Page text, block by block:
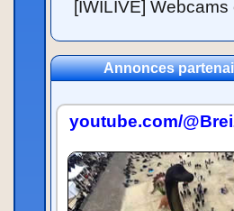
[IWILIVE]
Annonces
youtube.com/